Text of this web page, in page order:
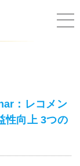
：レコメン
性向上 3つの